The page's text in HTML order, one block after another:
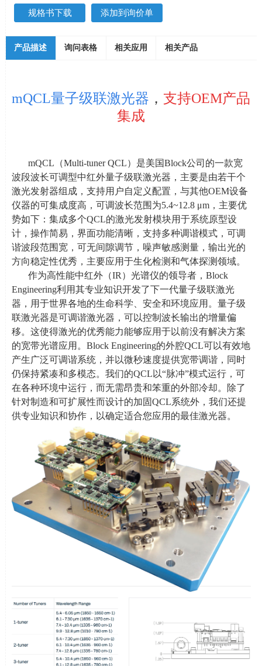
规格书下载 添加到询价单
产品描述 询问表格 相关应用 相关产品
mQCL量子级联激光器 ， 支持OEM产品
集成
mQCL（Multi-tuner QCL）是美国Block公司的一款宽
波段波长可调型中红外量子级联激光器，主要是由若干个
激光发射器组成，支持用户自定义配置，与其他OEM设备
仪器的可集成度高，可调波长范围为5.4~12.8 μm，主要优
势如下：集成多个QCL的激光发射模块用于系统原型设
计，操作简易，界面功能清晰，支持多种调谐模式，可调
谐波段范围宽，可无间隙调节，噪声敏感测量，输出光的
方向稳定性优秀，主要应用于生化检测和气体探测领域。
作为高性能中红外（IR ）光谱仪的领导者， Block
Engineering利用其专业知识开发了下一代量子级联激光
器，用于世界各地的生命科学、安全和环境应用。量子级
联激光器是可调谐激光器，可以控制波长输出的增量偏
移。这使得激光的优秀能力能够应用于以前没有解决方案
的宽带光谱应用。 Block Engineering的外腔QCL可以有效地
产生广泛可调谐系统，并以微秒速度提供宽带调谐，同时
仍保持紧凑和多模态。我们的QCL 以“脉冲”模式运行，可
在各种环境中运行，而无需昂贵和笨重的外部冷却。除了
针对制造和可扩展性而设计的加固QCL系统外，我们还提
供专业知识和协作，以确定适合您应用的最佳激光器。